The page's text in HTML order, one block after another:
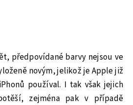
předpovídané barvy nejsou ve
novým, jelikož je Apple již
používal. I tak však jejich
zejména pak v případě